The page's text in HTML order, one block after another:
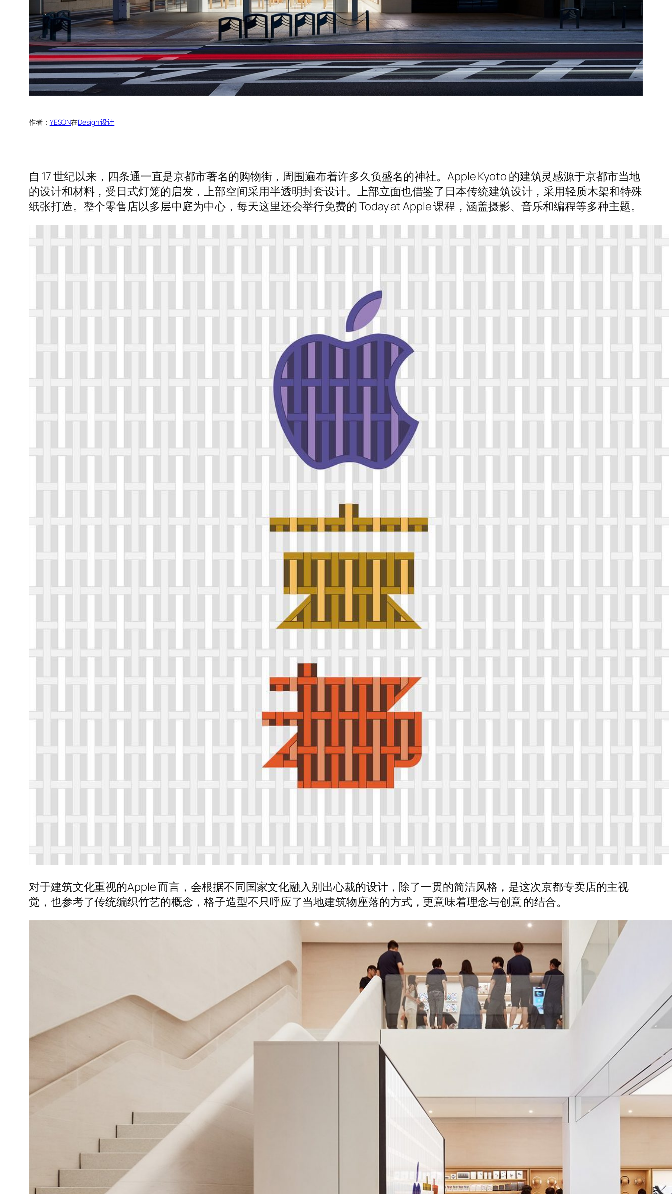
作者： YESON在Design 设计
自 17 世纪以来，四条通一直是京都市著名的购物街，周围遍布着许多久负盛名的神社。Apple Kyoto 的建筑灵感源于京都市当地
的设计和材料，受日式灯笼的启发，上部空间采用半透明封套设计。上部立面也借鉴了日本传统建筑设计，采用轻质木架和特殊
纸张打造。整个零售店以多层中庭为中心，每天这里还会举行免费的 Today at Apple 课程，涵盖摄影、音乐和编程等多种主题。
对于建筑文化重视的Apple 而言，会根据不同国家文化融入别出心裁的设计，除了一贯的简洁风格，是这次京都专卖店的主视
觉，也参考了传统编织竹艺的概念，格子造型不只呼应了当地建筑物座落的方式，更意味着理念与创意 的结合。